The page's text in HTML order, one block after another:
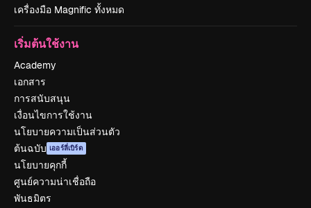
เครื่องมือ Magnific ทั้งหมด
เริ่มต้นใช้งาน
Academy
เอกสาร
การสนับสนุน
เงื่อนไขการใช้งาน
นโยบายความเป็นส่วนตัว
ต้นฉบับ เออร์ลี่เบิร์ด
นโยบายคุกกี้
ศูนย์ความน่าเชื่อถือ
พันธมิตร